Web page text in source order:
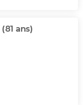
(81 ans)